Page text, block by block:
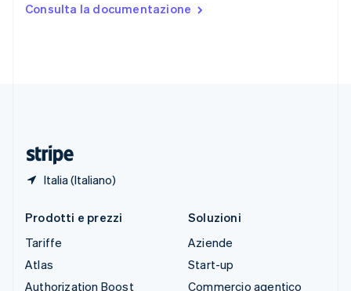
Consulta la documentazione
Italia (Italiano)
English Español简体中文
Prodotti e prezzi
Tariffe
Atlas
Authorization Boost
Soluzioni
Aziende
Start-up
Commercio agentico